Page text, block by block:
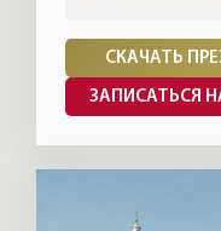
СКАЧАТЬ
ЗАПИСАТЬСЯ